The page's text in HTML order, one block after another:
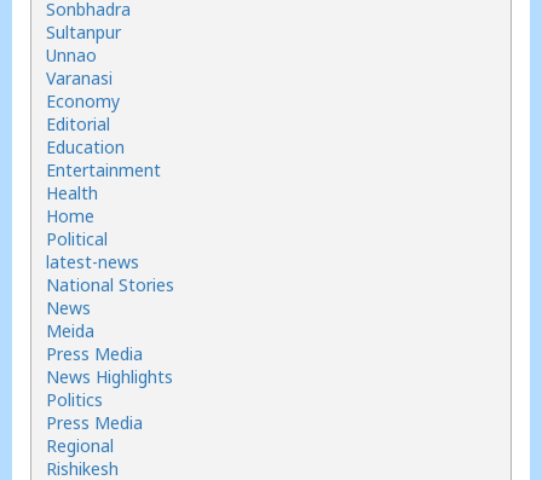
Sonbhadra
Sultanpur
Unnao
Varanasi
Economy
Editorial
Education
Entertainment
Health
Home
Political
latest-news
National Stories
News
Meida
Press Media
News Highlights
Politics
Press Media
Regional
Rishikesh